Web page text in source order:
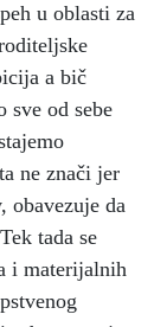
u oblasti za
a bič
sve od sebe
ne znači jer
obavezuje da
tada se
i materijalnih